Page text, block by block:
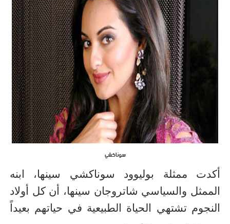
سوناكشي
أكدت ممثلة بوليوود سوناكشي سينها، ابنه
الممثل والسياسي شاتروجان سينها، أن كل أولاد
النجوم تشتهي الحياة الطبيعية في حياتهم بعيداً